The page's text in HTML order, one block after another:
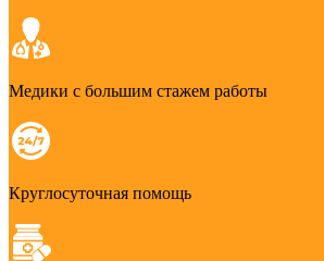
Медики с большим стажем работы
Круглосуточная помощь